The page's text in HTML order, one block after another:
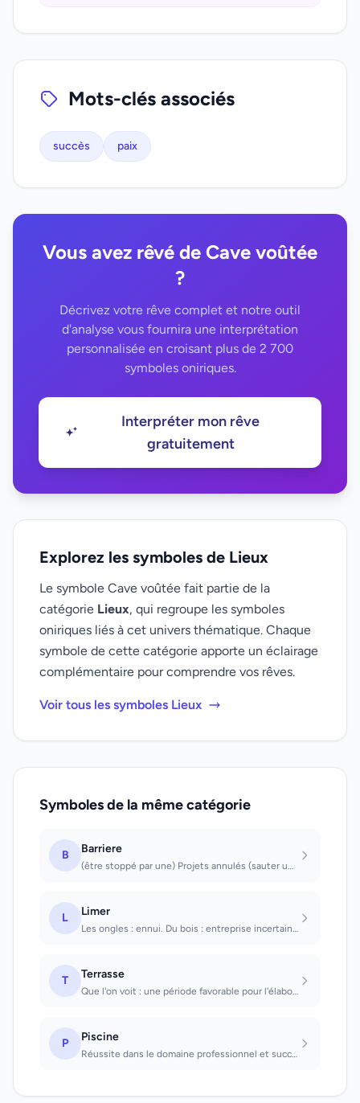
Mots-clés associés
succès paix
Vous avez rêvé de Cave voûtée
?
Décrivez votre rêve complet et notre outil
d'analyse vous fournira une interprétation
personnalisée en croisant plus de 2 700
symboles oniriques.
Interpréter mon rêve
gratuitement
Explorez les symboles de Lieux
Le symbole Cave voûtée fait partie de la
catégorie Lieux, qui regroupe les symboles
oniriques liés à cet univers thématique. Chaque
symbole de cette catégorie apporte un éclairage
complémentaire pour comprendre vos rêves.
Voir tous les symboles Lieux
Symboles de la même catégorie
B Barriere
(être stoppé par une) Projets annulés (sauter une) Projets réalisés
L Limer
Les ongles : ennui. Du bois : entreprise incertaine.
T Terrasse
Que l'on voit : une période favorable pour l'élaboration de plans va commencer....
P Piscine
Réussite dans le domaine professionnel et succès dans vos amours